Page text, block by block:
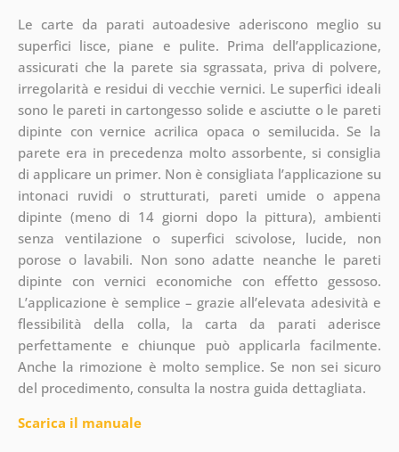
Le carte da parati autoadesive aderiscono meglio su
superfici lisce, piane e pulite. Prima dell’applicazione,
assicurati che la parete sia sgrassata, priva di polvere,
irregolarità e residui di vecchie vernici. Le superfici ideali
sono le pareti in cartongesso solide e asciutte o le pareti
dipinte con vernice acrilica opaca o semilucida. Se la
parete era in precedenza molto assorbente, si consiglia
di applicare un primer. Non è consigliata l’applicazione su
intonaci ruvidi o strutturati, pareti umide o appena
dipinte (meno di 14 giorni dopo la pittura), ambienti
senza ventilazione o superfici scivolose, lucide, non
porose o lavabili. Non sono adatte neanche le pareti
dipinte con vernici economiche con effetto gessoso.
L’applicazione è semplice – grazie all’elevata adesività e
flessibilità della colla, la carta da parati aderisce
perfettamente e chiunque può applicarla facilmente.
Anche la rimozione è molto semplice. Se non sei sicuro
del procedimento, consulta la nostra guida dettagliata.
Scarica il manuale